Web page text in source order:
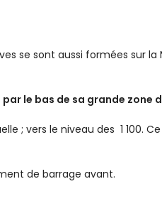
se sont aussi formées sur la
le bas de sa grande zone
; vers le niveau des 1 100.
de barrage avant.